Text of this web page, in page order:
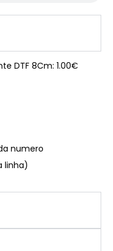
DTF 8Cm: 1.00€
numero
linha)